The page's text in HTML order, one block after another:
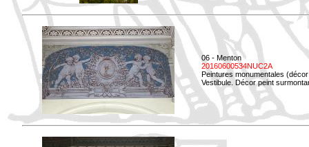
06 - Menton
20160600534NUC2A
Peintures monumentales
Vestibule. Décor peint